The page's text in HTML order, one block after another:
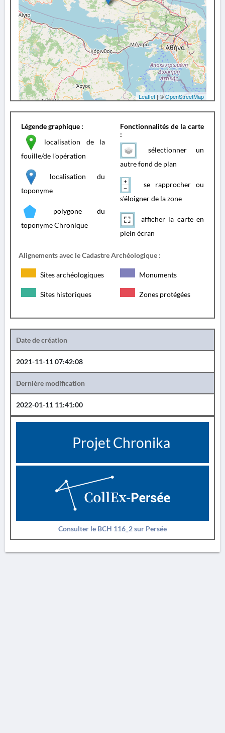
Leaflet | ©OpenStreetMap
Légende graphique :
localisation de la
fouille/de l'opération
localisation du
toponyme
polygone du
toponyme Chronique
Fonctionnalités de la carte
:
sélectionner un
autre fond de plan
se rapprocher ou
s'éloigner de la zone
afficher la carte en
plein écran
Alignements avec le Cadastre Archéologique :
Sites archéologiques Monuments
Sites historiques Zones protégées
Date de création
2021-11-11 07:42:08
Dernière modification
2022-01-11 11:41:00
Projet Chronika
Consulter le BCH 116_2 sur Persée